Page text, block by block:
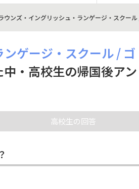
ウンズ・イングリッシュ・ランゲージ・スクー
ゲージ・スクール / ゴ
・高校生の帰国後アン
高校生の回答